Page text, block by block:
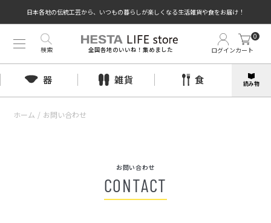
日本各地の伝統工芸から、いつもの暮らしが楽しくなる生活雑貨や食をお届け！
全国各地のいいね！集めました ログインカート
0
検索
器 雑貨 食 読み物
ホーム / お問い合わせ
お問い合わせ
CONTACT